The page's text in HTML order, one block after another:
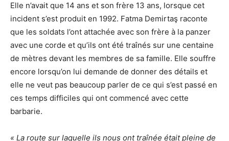
Elle n’avait que 14 ans et son frère 13 ans, lorsque cet
incident s’est produit en 1992. Fatma Demirtaş raconte
que les soldats l’ont attachée avec son frère à la panzer
avec une corde et qu’ils ont été traînés sur une centaine
de mètres devant les membres de sa famille. Elle souffre
encore lorsqu’on lui demande de donner des détails et
elle ne veut pas beaucoup parler de ce qui s’est passé en
ces temps difficiles qui ont commencé avec cette
barbarie.
« La route sur laquelle ils nous ont traînée était pleine de